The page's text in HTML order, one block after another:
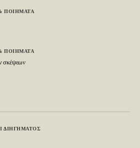
ΠΟΙΗΜΑΤΑ
ΠΟΙΗΜΑΤΑ
σκέψεων
ΔΙΗΓΗΜΑΤΟΣ